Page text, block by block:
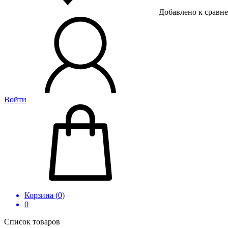
Добавлено к
Войти
Корзина (0)
0
Список товаров